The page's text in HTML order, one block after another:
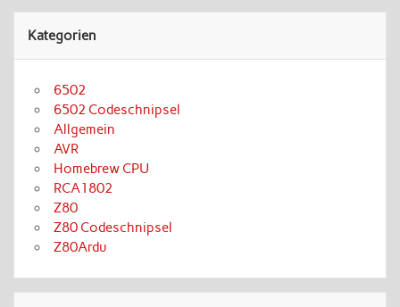
Kategorien
6502
6502 Codeschnipsel
Allgemein
AVR
Homebrew CPU
RCA1802
Z80
Z80 Codeschnipsel
Z80Ardu